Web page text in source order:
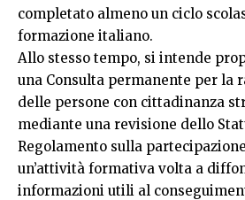
completato almeno un ciclo
formazione italiano.
Allo stesso tempo, si intende
una Consulta permanente per la
delle persone con cittadinanza
mediante una revisione dello
Regolamento sulla
un’attività formativa volta a
informazioni utili al